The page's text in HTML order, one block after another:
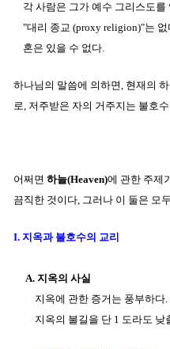
각 사람은 그가 예수 그리스도
"대리 종교 (proxy religion)"는 없
혼은 있을 수 없다.
하나님의 말씀에 의하면, 현재의
로, 저주받은 자의 거주지는 불호
어쩌면 하늘(Heaven)에 관한 주제
끔직한 것이다, 그러나 이 둘은 모
I. 지옥과 불호수의 교리
A. 지옥의 사실
지옥에 관한 증거는 풍부하다.
지옥의 불길을 단 1 도라도